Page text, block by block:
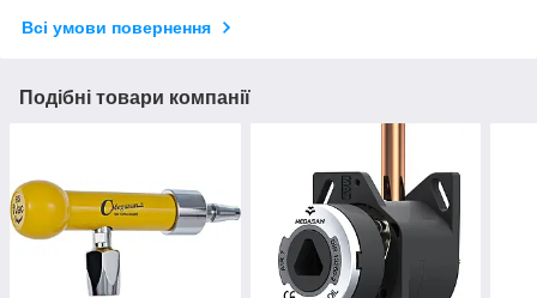
Всі умови повернення
Подібні товари компанії